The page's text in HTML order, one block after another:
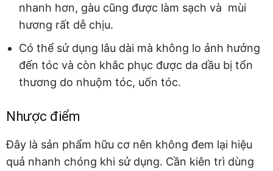
nhanh hơn, gàu cũng được làm sạch và mùi
hương rất dễ chịu.
Có thể sử dụng lâu dài mà không lo ảnh hưởng
đến tóc và còn khắc phục được da dầu bị tổn
thương do nhuộm tóc, uốn tóc.
Nhược điểm
Đây là sản phẩm hữu cơ nên không đem lại hiệu
quả nhanh chóng khi sử dụng. Cần kiên trì dùng